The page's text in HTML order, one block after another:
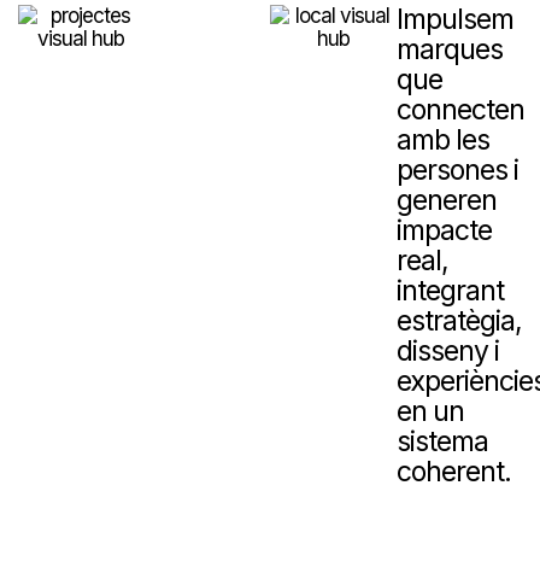
Impulsem
marques
que
connecten
amb les
persones i
generen
impacte
real,
integrant
estratègia,
disseny i
en un
sistema
coherent.